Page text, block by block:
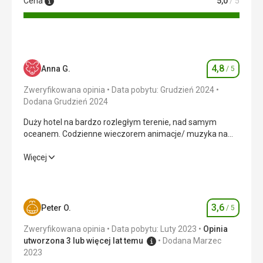
Anna G. Ocena
4,8 / 5
Zweryfikowana opinia
Data pobytu: Grudzień 2024
Dodana Grudzień 2024
Duży hotel na bardzo rozległym terenie, nad samym
oceanem. Codzienne wieczorem animacje/ muzyka na
Duży hotel na bardzo rozległym terenie, nad samym
Wyżywienie 4,0/ 5
Zakwaterowanie 5,0
Okolica
Więcej
Peter O. Ocena
3,6 / 5
Zweryfikowana opinia Data pobytu: Luty 2023
Opinia
utworzona 3 lub więcej lat temu
Dodana Marzec
2023